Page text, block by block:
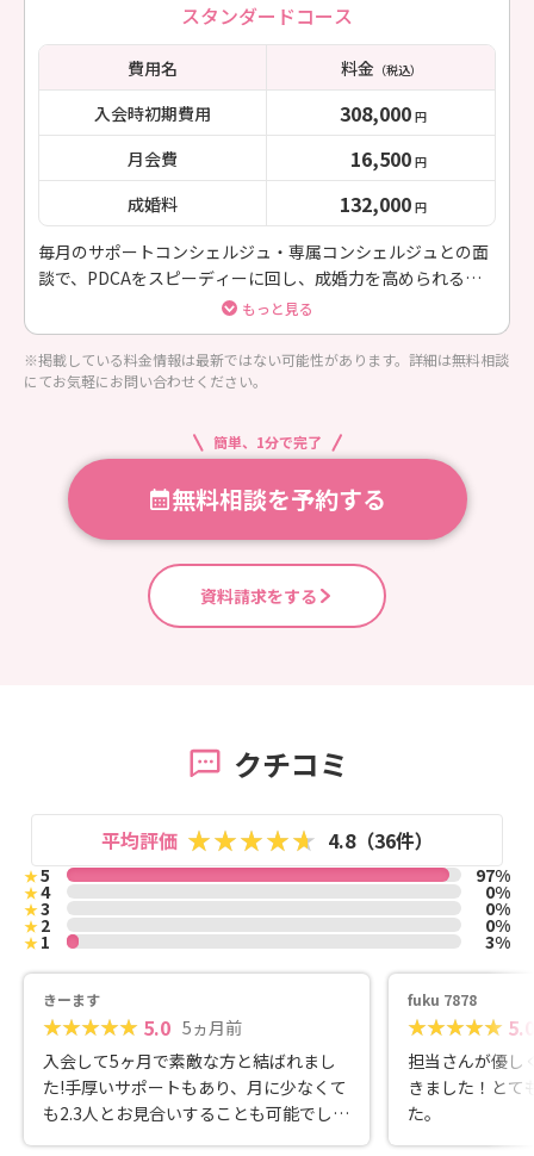
スタンダードコース
費用名 料金（税込）
入会時初期費用 308,000 円
月会費 16,500 円
成婚料 132,000 円
毎月のサポートコンシェルジュ・専属コンシェルジュとの面
談で、PDCAをスピーディーに回し、成婚力を高められるコ
ースです。 ベーシックプランよりさらに手厚いサポートで、
出会いのチャンスを増やします。
もっと見る
※掲載している料金情報は最新ではない可能性があります。詳細は無料相談
にてお気軽にお問い合わせください。
簡単、1分で完了
無料相談を予約する
資料請求をする
クチコミ
平均評価 4.8（36件）
★5 97%
★4 0%
★3 0%
★2 0%
★1 3%
きーます
5.0 5ヵ月前
入会して5ヶ月で素敵な方と結ばれまし
た!手厚いサポートもあり、月に少なくて
も2.3人とお見合いすることも可能でし
た。実際お見合いの期間は2ヶ月程度で
fuku 7878
5.0
担当さんが優し
きました！とて
た。